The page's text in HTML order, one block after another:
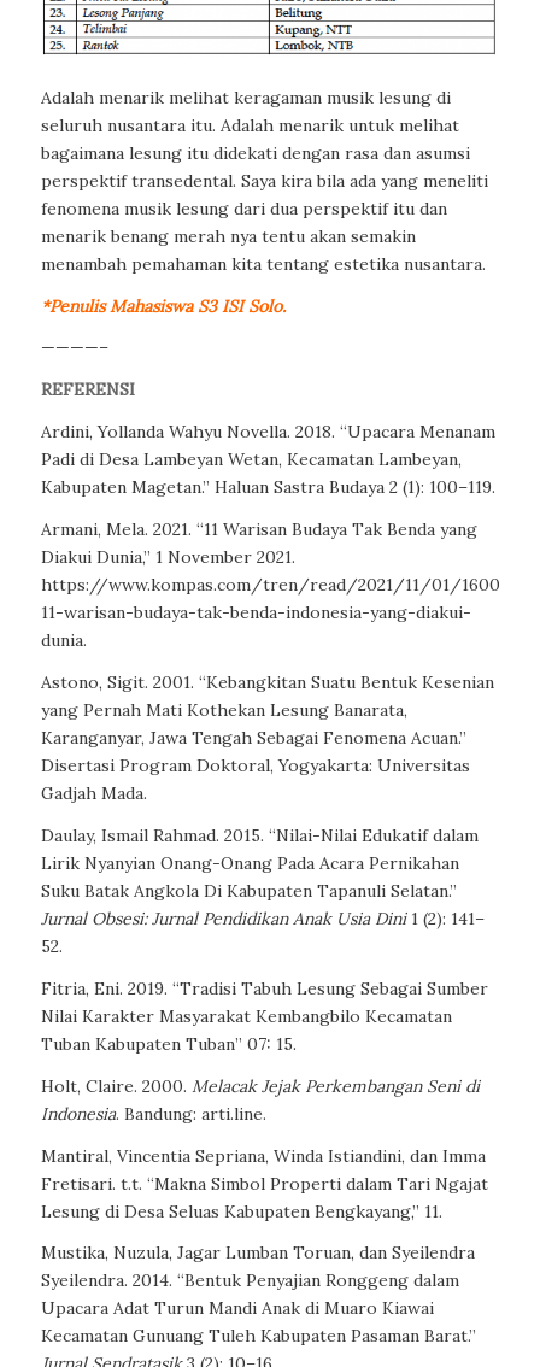
Adalah menarik melihat keragaman musik lesung di
seluruh nusantara itu. Adalah menarik untuk melihat
bagaimana lesung itu didekati dengan rasa dan asumsi
perspektif transedental. Saya kira bila ada yang meneliti
fenomena musik lesung dari dua perspektif itu dan
menarik benang merah nya tentu akan semakin
menambah pemahaman kita tentang estetika nusantara.
*Penulis Mahasiswa S3 ISI Solo.
————–
REFERENSI
Ardini, Yollanda Wahyu Novella. 2018. “Upacara Menanam
Padi di Desa Lambeyan Wetan, Kecamatan Lambeyan,
Kabupaten Magetan.” Haluan Sastra Budaya2 (1): 100–119.
Armani, Mela. 2021. “11 Warisan Budaya Tak Benda yang
Diakui Dunia,” 1 November 2021.
https://www.kompas.com/tren/read/2021/11/01/
11-warisan-budaya-tak-benda-indonesia-yang-diakui-
dunia.
Astono, Sigit. 2001. “Kebangkitan Suatu Bentuk Kesenian
yang Pernah Mati Kothekan Lesung Banarata,
Karanganyar, Jawa Tengah Sebagai Fenomena Acuan.”
Disertasi Program Doktoral, Yogyakarta: Universitas
Gadjah Mada.
Daulay, Ismail Rahmad. 2015. “Nilai-Nilai Edukatif dalam
Lirik Nyanyian Onang-Onang Pada Acara Pernikahan
Suku Batak Angkola Di Kabupaten Tapanuli Selatan.”
Jurnal Obsesi: Jurnal Pendidikan Anak Usia Dini 1 (2): 141–
52.
Fitria, Eni. 2019. “Tradisi Tabuh Lesung Sebagai Sumber
Nilai Karakter Masyarakat Kembangbilo Kecamatan
Tuban Kabupaten Tuban” 07: 15.
Holt, Claire. 2000. Melacak Jejak Perkembangan Seni di
Indonesia. Bandung: arti.line.
Mantiral, Vincentia Sepriana, Winda Istiandini, dan Imma
Fretisari. t.t. “Makna Simbol Properti dalam Tari Ngajat
Lesung di Desa Seluas Kabupaten Bengkayang,” 11.
Mustika, Nuzula, Jagar Lumban Toruan, dan Syeilendra
Syeilendra. 2014. “Bentuk Penyajian Ronggeng dalam
Upacara Adat Turun Mandi Anak di Muaro Kiawai
Kecamatan Gunuang Tuleh Kabupaten Pasaman Barat.”